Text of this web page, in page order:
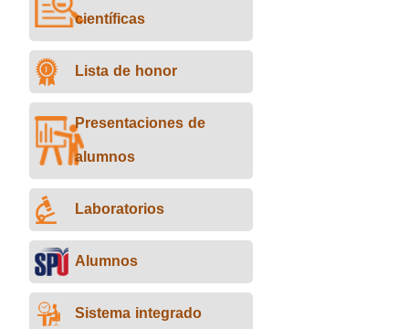
científicas
Lista de honor
Presentaciones de
alumnos
Laboratorios
Alumnos
Sistema integrado